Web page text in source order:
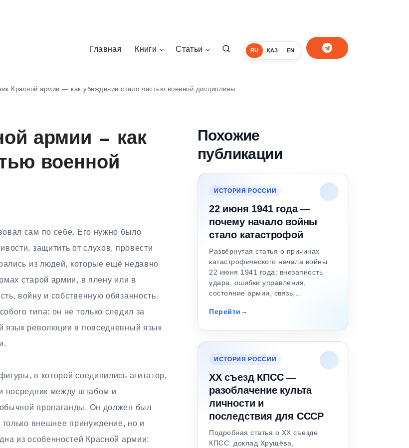
RU ҚАЗ EN
Главная Книги Статьи
Красной армии — как убеждение стало частью военной дисциплины
армии — как
военной
сам по себе. Его нужно было
защитить от слухов, провести
из людей, которые ещё недавно
старой армии, в плену или в
войну и собственную обязанность.
типа: он не только следил за
язык революции в повседневный язык
в которой соединились агитатор,
посредник между штабом и
пропаганды. Он должен был
внешнее принуждение, но и
из особенностей Красной армии:
Похожие
публикации
ИСТОРИЯ РОССИИ
22 июня 1941 года —
почему начало войны
стало катастрофой
Развёрнутая статья о причинах
катастрофического начала войны
22 июня 1941 года: внезапность
удара, ошибки управления,
состояние армии, связь,…
Перейти
ИСТОРИЯ РОССИИ
XX съезд КПСС —
разоблачение культа
личности и
последствия для СССР
Подробная статья о XX съезде
КПСС: доклад Хрущёва,